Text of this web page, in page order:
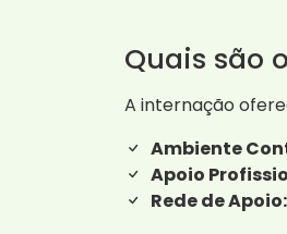
Quais são
A internação
Ambiente
Apoio
Rede de Apoio: